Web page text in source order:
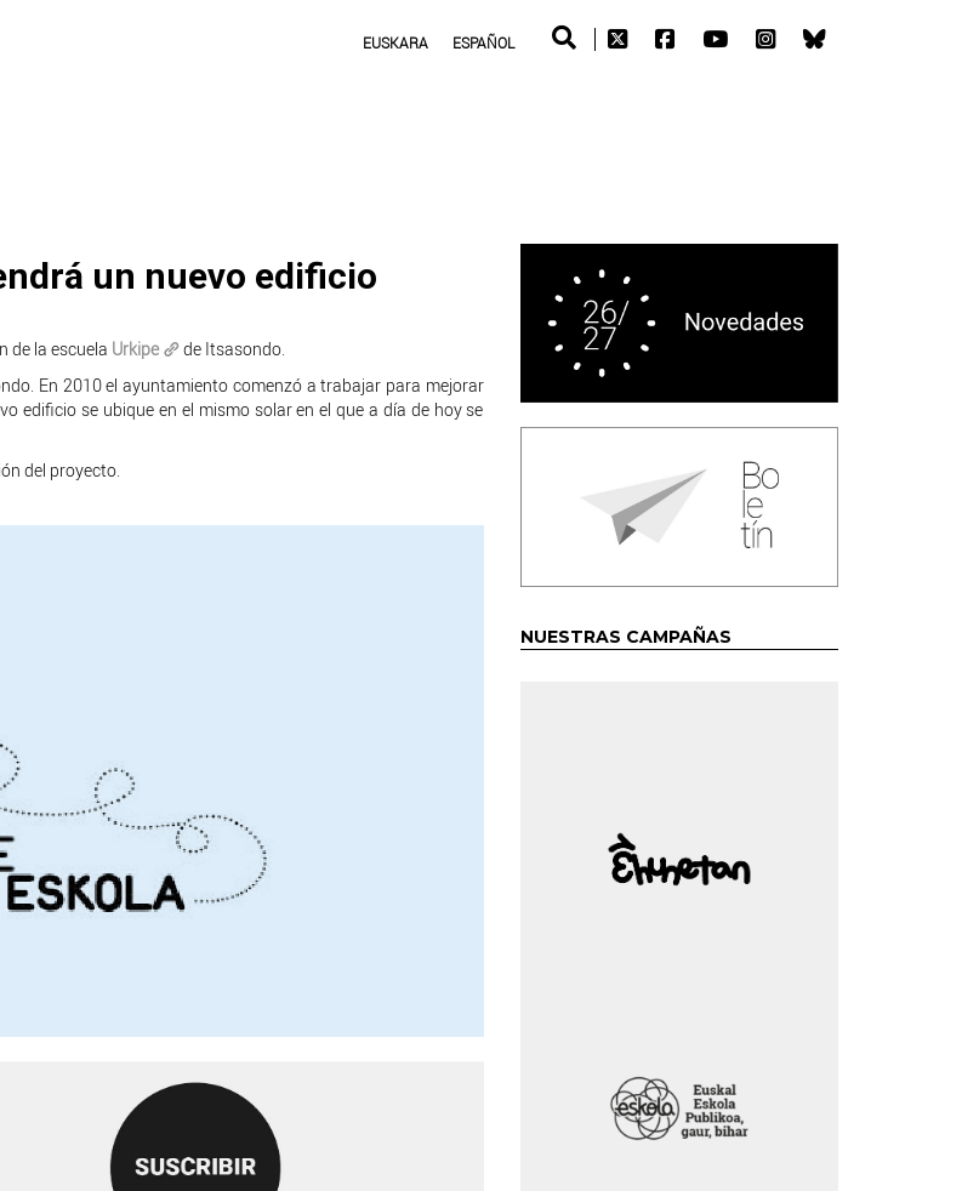
EUSKARA ESPAÑOL
un nuevo edificio
de la escuela Urkipe
de Itsasondo.
En 2010 el ayuntamiento comenzó a trabajar para mejorar
edificio se ubique en el mismo solar en el que a día de hoy se
del proyecto.
NUESTRAS CAMPAÑAS